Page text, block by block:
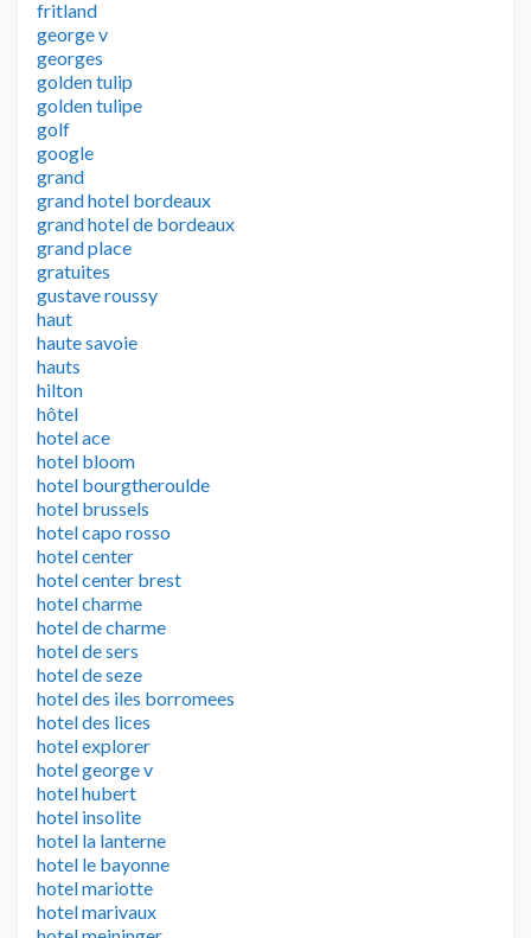
fritland
george v
georges
golden tulip
golden tulipe
golf
google
grand
grand hotel bordeaux
grand hotel de bordeaux
grand place
gratuites
gustave roussy
haut
haute savoie
hauts
hilton
hôtel
hotel ace
hotel bloom
hotel bourgtheroulde
hotel brussels
hotel capo rosso
hotel center
hotel center brest
hotel charme
hotel de charme
hotel de sers
hotel de seze
hotel des iles borromees
hotel des lices
hotel explorer
hotel george v
hotel hubert
hotel insolite
hotel la lanterne
hotel le bayonne
hotel mariotte
hotel marivaux